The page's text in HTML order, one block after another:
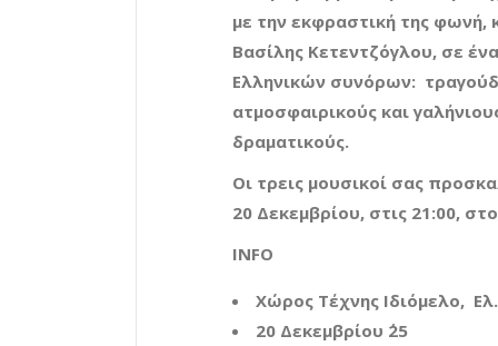
με την εκφραστική της φωνή,
Βασίλης Κετεντζόγλου, σε
Ελληνικών συνόρων:
ατμοσφαιρικούς και
δραματικούς.
Οι τρεις μουσικοί σας
20 Δεκεμβρίου, στις 21:00,
INFO
Χώρος Τέχνης Ιδιόμελο,
20 Δεκεμβρίου ΄25